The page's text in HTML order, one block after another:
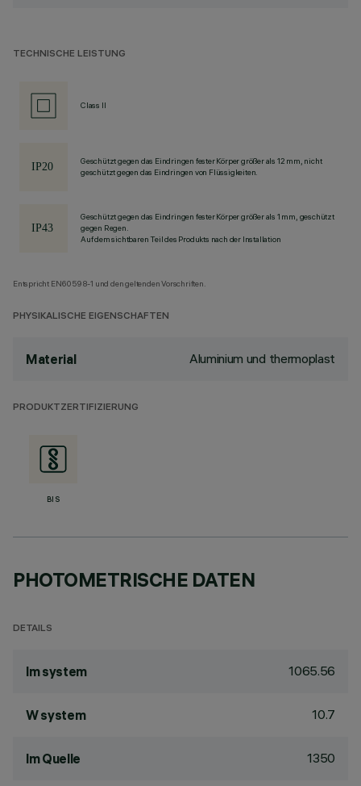
TECHNISCHE LEISTUNG
Class II
Geschützt gegen das Eindringen fester Körper größer als 12 mm, nicht
geschützt gegen das Eindringen von Flüssigkeiten.
Geschützt gegen das Eindringen fester Körper größer als 1 mm, geschützt
gegen Regen.
Auf dem sichtbaren Teil des Produkts nach der Installation
Entspricht EN60598-1 und den geltenden Vorschriften.
PHYSIKALISCHE EIGENSCHAFTEN
Material Aluminium und thermoplast
PRODUKTZERTIFIZIERUNG
BIS
PHOTOMETRISCHE DATEN
DETAILS
lm system 1065.56
W system 10.7
lm Quelle 1350